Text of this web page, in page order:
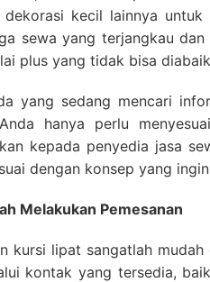
kecil lainnya
sewa yang terjangkau
plus yang tidak bisa
yang sedang mencari
hanya perlu
kepada penyedia jasa
dengan konsep yang
Melakukan Pemesanan
kursi lipat sangatlah
kontak yang tersedia,